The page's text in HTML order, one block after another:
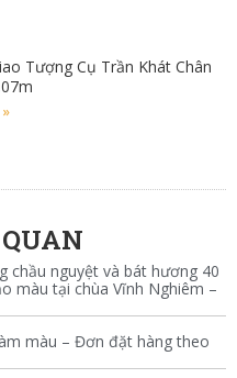
Tượng Cụ Trần Khát Chân
chầu nguyệt và bát hương 40
màu tại chùa Vĩnh Nghiêm –
màu – Đơn đặt hàng theo